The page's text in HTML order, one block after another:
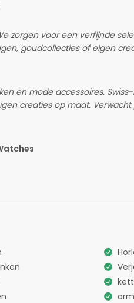
zorgen voor een verfijnde
goudcollecties of eigen
en mode accessoires.
creaties op maat. Verwacht